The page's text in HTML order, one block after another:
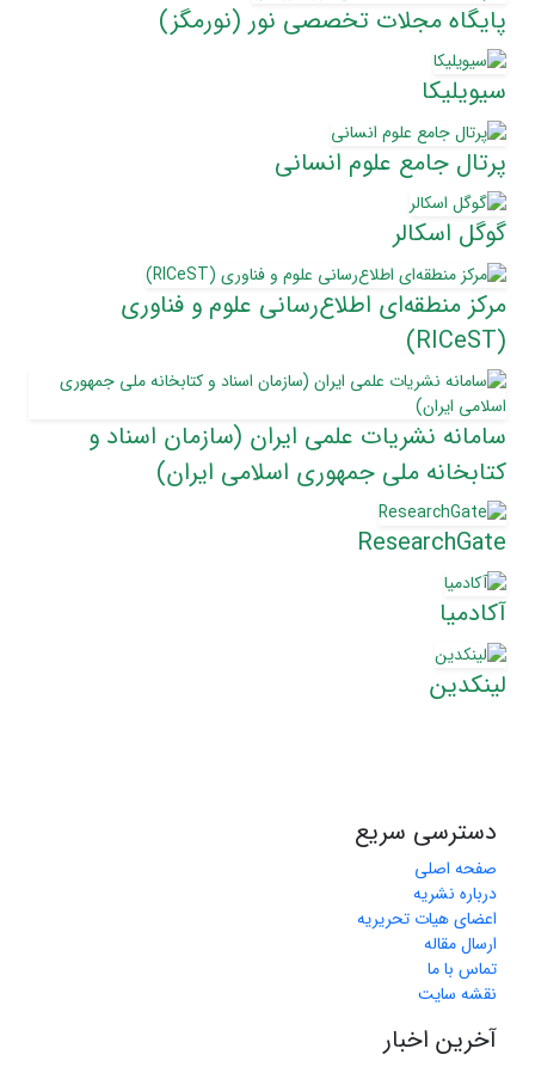
پایگاه مجلات تخصصی نور (نورمگز)
سیویلیکا
پرتال جامع علوم انسانی
گوگل اسکالر
مرکز منطقه‌ای اطلاع‌رسانی علوم و فناوری
(RICeST)
سامانه نشریات علمی ایران (سازمان اسناد و
کتابخانه ملی جمهوری اسلامی ایران)
ResearchGate
آکادمیا
لینکدین
دسترسی سریع
صفحه اصلی
درباره نشریه
اعضای هیات تحریریه
ارسال مقاله
تماس با ما
نقشه سایت
آخرین اخبار